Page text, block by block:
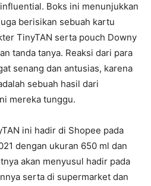
Boks ini menunjukkan
berisikan sebuah kartu
TinyTAN serta pouch Downy
tanda tanya. Reaksi dari para
senang dan antusias, karena
sebuah hasil dari
mereka tunggu.
ini hadir di Shopee pada
dengan ukuran 650 ml dan
akan menyusul hadir pada
serta di supermarket dan